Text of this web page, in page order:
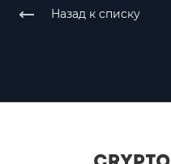
Назад к списку